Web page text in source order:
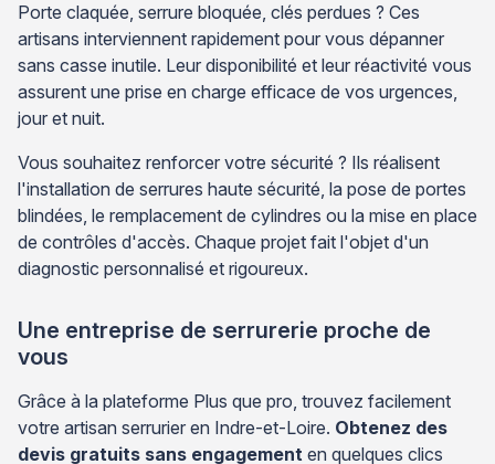
Porte claquée, serrure bloquée, clés perdues ? Ces
artisans interviennent rapidement pour vous dépanner
sans casse inutile. Leur disponibilité et leur réactivité vous
assurent une prise en charge efficace de vos urgences,
jour et nuit.
Vous souhaitez renforcer votre sécurité ? Ils réalisent
l'installation de serrures haute sécurité, la pose de portes
blindées, le remplacement de cylindres ou la mise en place
de contrôles d'accès. Chaque projet fait l'objet d'un
diagnostic personnalisé et rigoureux.
Une entreprise de serrurerie proche de
vous
Grâce à la plateforme Plus que pro, trouvez facilement
votre artisan serrurier en Indre-et-Loire. Obtenez des
devis gratuits sans engagement en quelques clics